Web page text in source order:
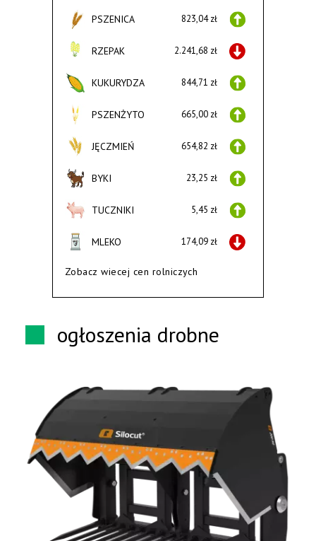
PSZENICA 823,04 zł
RZEPAK 2.241,68 zł
KUKURYDZA 844,71 zł
PSZENŻYTO 665,00 zł
JĘCZMIEŃ 654,82 zł
BYKI 23,25 zł
TUCZNIKI 5,45 zł
MLEKO 174,09 zł
Zobacz wiecej cen rolniczych
ogłoszenia drobne